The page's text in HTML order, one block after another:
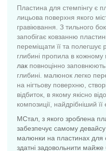
Пластина для стемпінгу є
лицьова поверхня якого
гравіювання. З тильного
запобігає ковзанню
переміщати її та полегшує
глибині пропила в
лак повноцінно
глибині. малюнок легко
на нігтьову поверхню,
відбиток, в якому якісно
композиції, найдрібніший
МСтал, з якого зроблена
забезпечує самому девайсу
малюнки на пластинах для
здатні задовольнити